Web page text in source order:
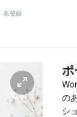
未登録
の
シ